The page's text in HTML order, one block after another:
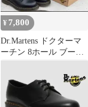
¥ 7,800
Dr.Martens ドクターマ
ーチン 8ホール ブーツ
24〜25cm相当